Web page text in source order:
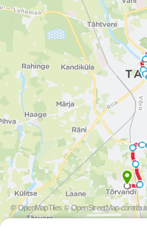
© OpenMapTiles © OpenStreetMap